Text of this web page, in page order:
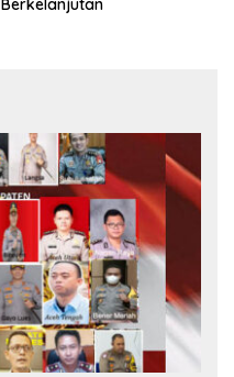
Berkelanjutan